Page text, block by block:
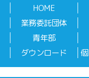
HOME
業務委託団体
青年部
ダウンロード